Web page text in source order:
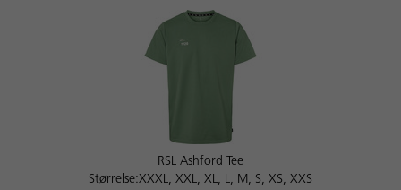
RSL Ashford Tee
Størrelse:XXXL, XXL, XL, L, M, S, XS, XXS